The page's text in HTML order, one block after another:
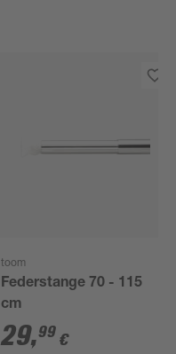
toom
Federstange 70 - 115
cm
29,99 €